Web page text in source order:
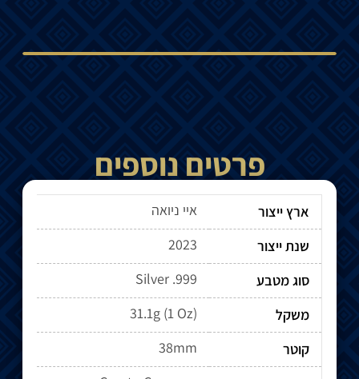
פרטים נוספים
ארץ ייצור
איי ניואה
שנת ייצור
2023
סוג מטבע
Silver .999
משקל
31.1g (1 Oz)
קוטר
38mm